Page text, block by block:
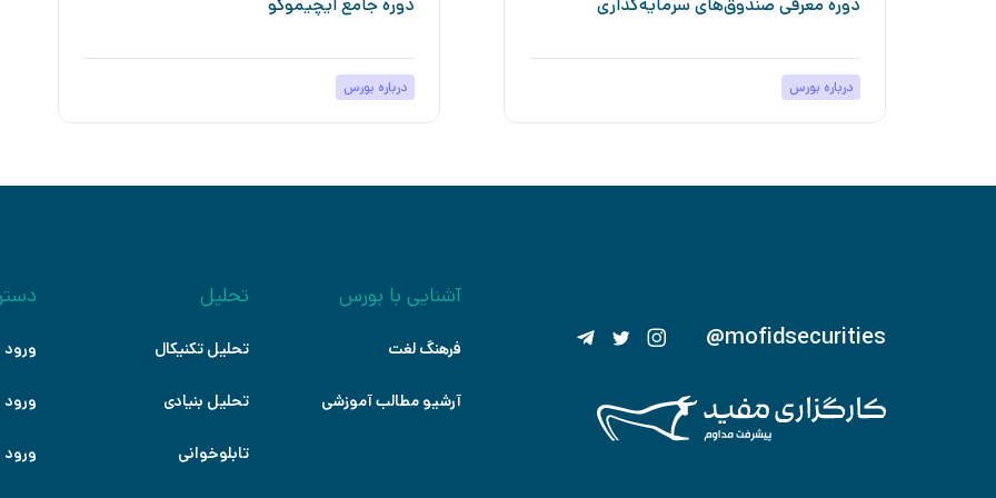
درباره بورس درباره بورس
@mofidsecurities
آشنایی با بورس
فرهنگ لغت
آرشیو مطالب آموزشی
تحلیل
تحلیل تکنیکال
تحلیل بنیادی
تابلوخوانی
ورود
ورود
ورود